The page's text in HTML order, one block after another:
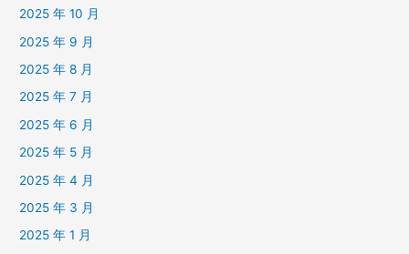
2025 年 10 月
2025 年 9 月
2025 年 8 月
2025 年 7 月
2025 年 6 月
2025 年 5 月
2025 年 4 月
2025 年 3 月
2025 年 1 月